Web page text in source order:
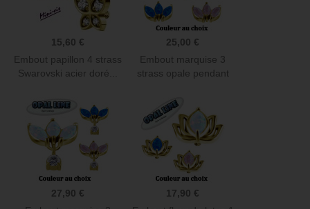
15,60 €
Embout papillon 4 strass
Swarovski acier doré...
25,00 €
Embout marquise 3
strass opale pendant
27,90 €
17,90 €